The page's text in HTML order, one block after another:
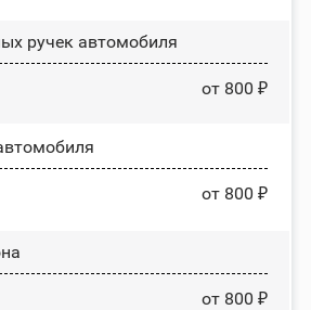
ручек автомобиля
от 800 ₽
от 800 ₽
от 800 ₽